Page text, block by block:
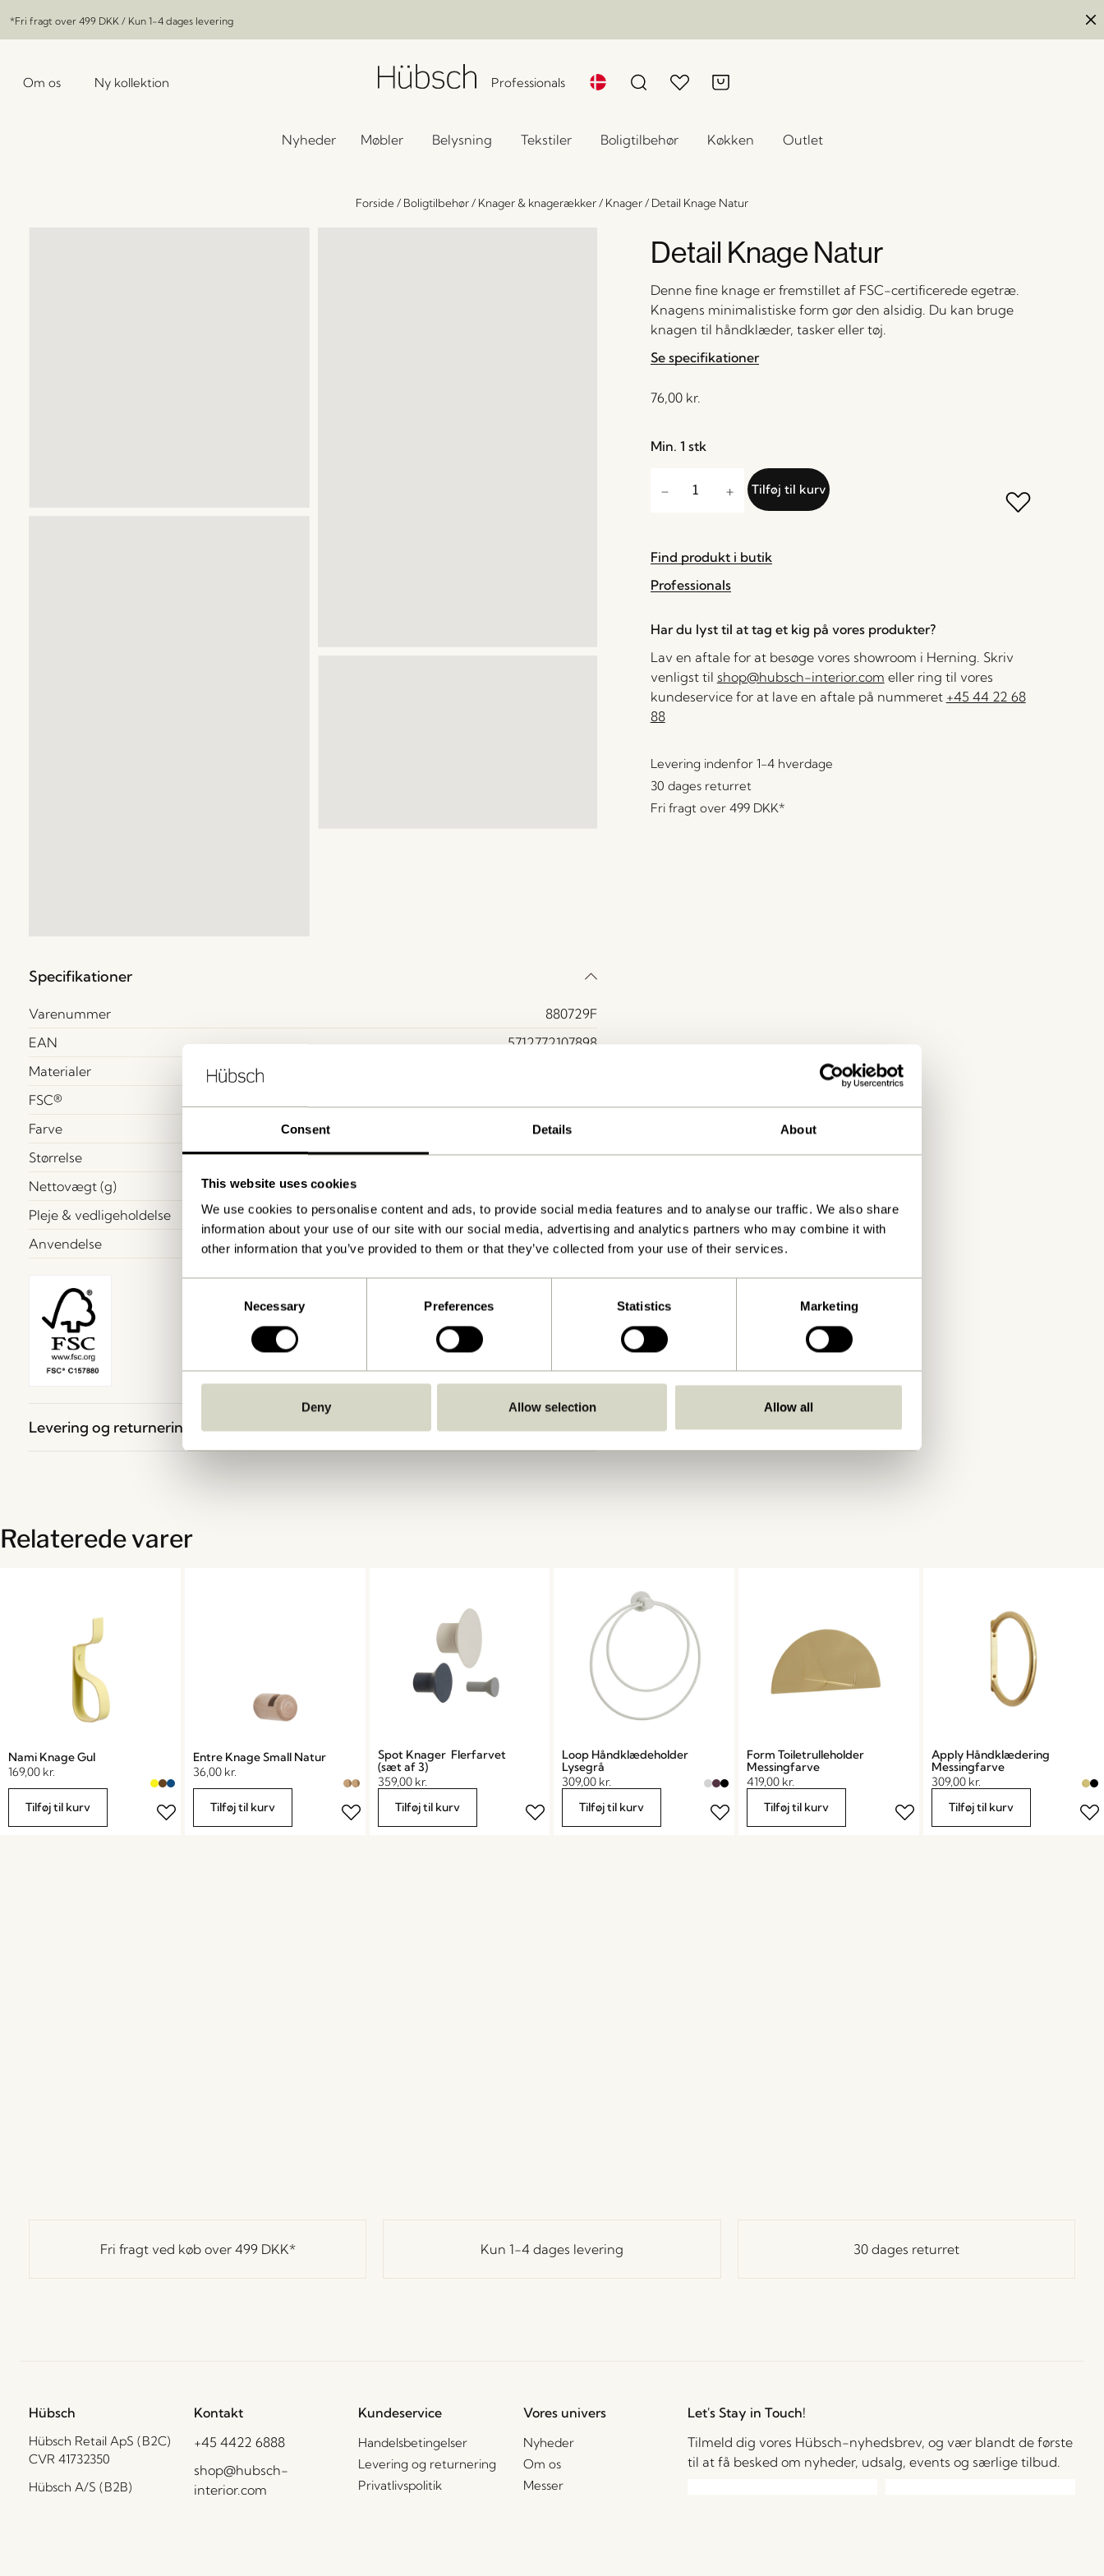
Consent Details About
This website uses cookies
We use cookies to personalise content and ads, to provide social media features and to analyse our traffic. We also share
information about your use of our site with our social media, advertising and analytics partners who may combine it with
other information that you’ve provided to them or that they’ve collected from your use of their services.
Necessary Preferences Statistics Marketing
Deny Allow selection Allow all
*Fri fragt over 499 DKK / Kun 1-4 dages levering
Om os Ny kollektion Professionals
Nyheder Møbler Belysning Tekstiler Boligtilbehør Køkken Outlet
Forside/ Boligtilbehør/ Knager & knagerækker/ Knager/ Detail Knage Natur
Specifikationer
Varenummer
880729F
EAN
5712772107898
Materialer
FSC®
Farve
Natur
Størrelse
6x2xh6cm
Nettovægt (g)
Pleje & vedligeholdelse
Se vejledning
Anvendelse
Indendørs
Levering og returnering
Detail Knage Natur
Denne fine knage er fremstillet af FSC-certificerede egetræ.
Knagens minimalistiske form gør den alsidig. Du kan bruge
knagen til håndklæder, tasker eller tøj.
Se specifikationer
76,00 kr.
Min. 1 stk
Tilføj til kurv
Find produkt i butik
Professionals
Har du lyst til at tag et kig på vores produkter?
Lav en aftale for at besøge vores showroom i Herning. Skriv
venligst til shop@hubsch-interior.com eller ring til vores
kundeservice for at lave en aftale på nummeret +45 44 22 68
88
Levering indenfor 1-4 hverdage
30 dages returret
Fri fragt over 499 DKK*
Relaterede varer
Nami Knage Gul
169,00 kr.
Tilføj til kurv
Entre Knage Small Natur
36,00 kr.
Tilføj til kurv
Spot Knager Flerfarvet
(sæt af 3)
359,00 kr.
Tilføj til kurv
Loop Håndklædeholder
Lysegrå
309,00 kr.
Tilføj til kurv
Form Toiletrulleholder
Messingfarve
419,00 kr.
Tilføj til kurv
Apply Håndklædering
Messingfarve
309,00 kr.
Tilføj til kurv
Fri fragt ved køb over 499 DKK* Kun 1-4 dages levering 30 dages returret
Hübsch
Hübsch Retail ApS (B2C)
CVR 41732350
Hübsch A/S (B2B)
Kontakt
+45 4422 6888
shop@hubsch-
interior.com
Kundeservice
Handelsbetingelser
Levering og returnering
Privatlivspolitik
Vores univers
Nyheder
Om os
Messer
Let's Stay in Touch!
Tilmeld dig vores Hübsch-nyhedsbrev, og vær blandt de første
til at få besked om nyheder, udsalg, events og særlige tilbud.